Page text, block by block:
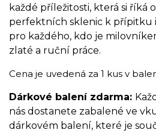
každé příležitosti, která si říká
perfektních sklenic k přípitku
pro každého, kdo je
zlaté a ruční práce.
Cena je uvedená za 1 kus v
Dárkové balení zdarma:
nás dostanete zabalené ve
dárkovém balení, které je